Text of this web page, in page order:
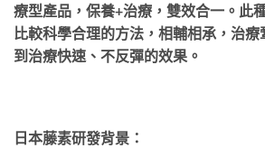
療型產品，保養+治療，雙效合一。此
比較科學合理的方法，相輔相承，治
到治療快速、不反彈的效果。
日本藤素研發背景：